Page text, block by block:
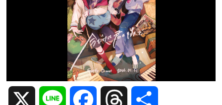
Line Facebook Threads